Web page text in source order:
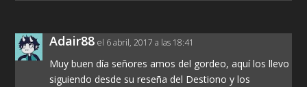
Adair88 el 6 abril, 2017 a las 18:41
Muy buen día señores amos del gordeo, aquí los llevo
siguiendo desde su reseña del Destiono y los